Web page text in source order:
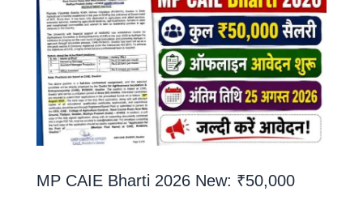
MP CAIE Bharti 2026 New: ₹50,000